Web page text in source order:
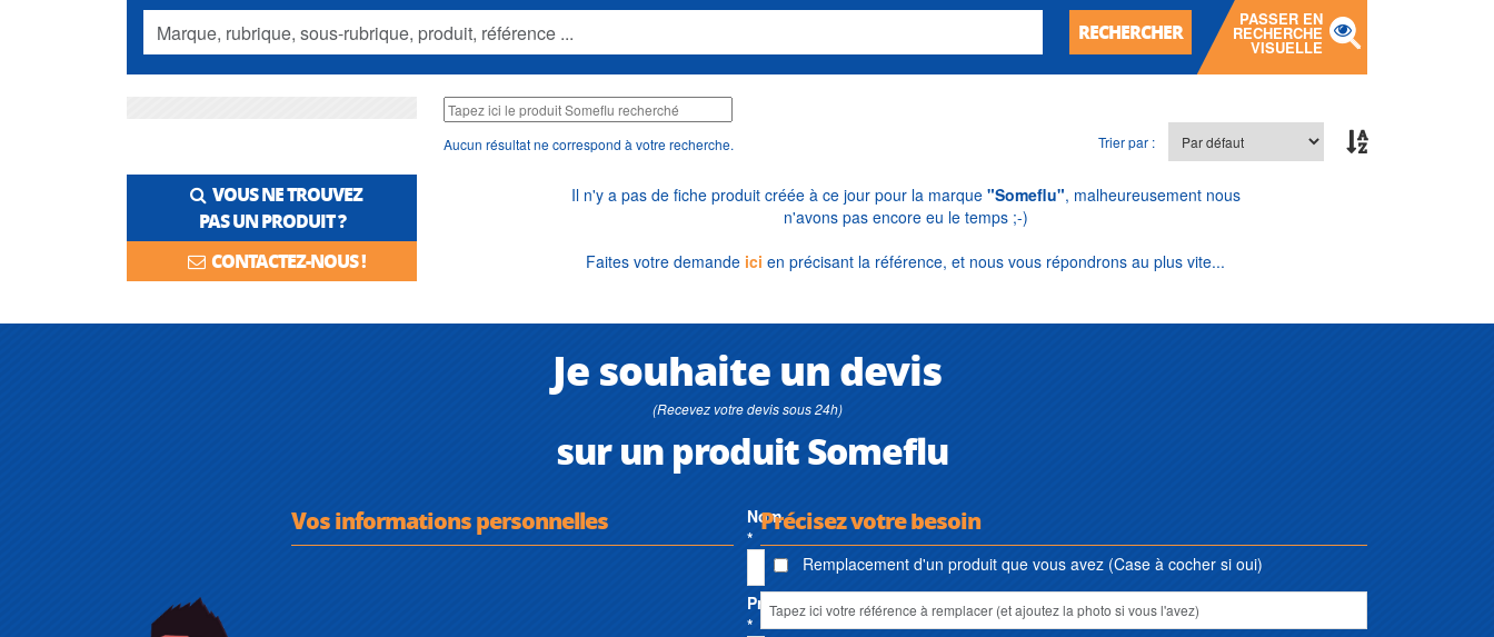
RECHERCHER
PASSER EN
RECHERCHE
VISUELLE
VOUS NE TROUVEZ
PAS UN PRODUIT ?
CONTACTEZ-NOUS !
Aucun résultat ne correspond à votre recherche. Trier par :
Il n'y a pas de fiche produit créée à ce jour pour la marque "Someflu", malheureusement nous
n'avons pas encore eu le temps ;-)
Faites votre demande ici en précisant la référence, et nous vous répondrons au plus vite...
Je souhaite un devis
(Recevez votre devis sous 24h)
sur un produit Someflu
Vos informations personnelles
Nom
*
Prénom
*
Précisez votre besoin
Remplacement d'un produit que vous avez (Case à cocher si oui)